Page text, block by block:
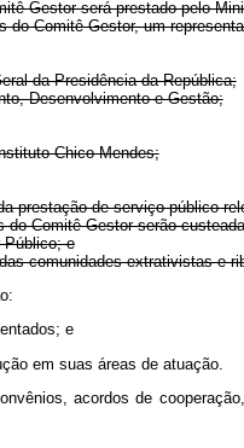
Gestor será prestado pelo
do Comitê Gestor, um
da Presidência da República;
Desenvolvimento e Gestão;
Chico Mendes;
prestação de serviço público
do Comitê Gestor serão
Público; e
comunidades extrativistas e
e
em suas áreas de atuação.
acordos de